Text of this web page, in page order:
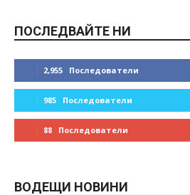
ПОСЛЕДВАЙТЕ НИ
2,955 Последователи
985 Последователи
88 Последователи
ВОДЕЩИ НОВИНИ